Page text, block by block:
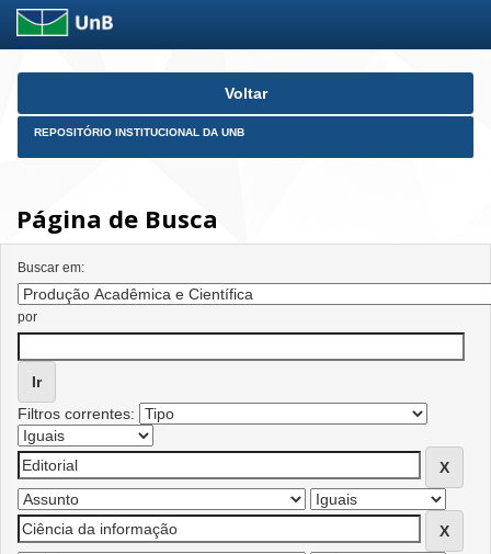
Skip
Voltar
REPOSITÓRIO INSTITUCIONAL DA UNB
Página de Busca
Buscar em:
por
Filtros correntes: